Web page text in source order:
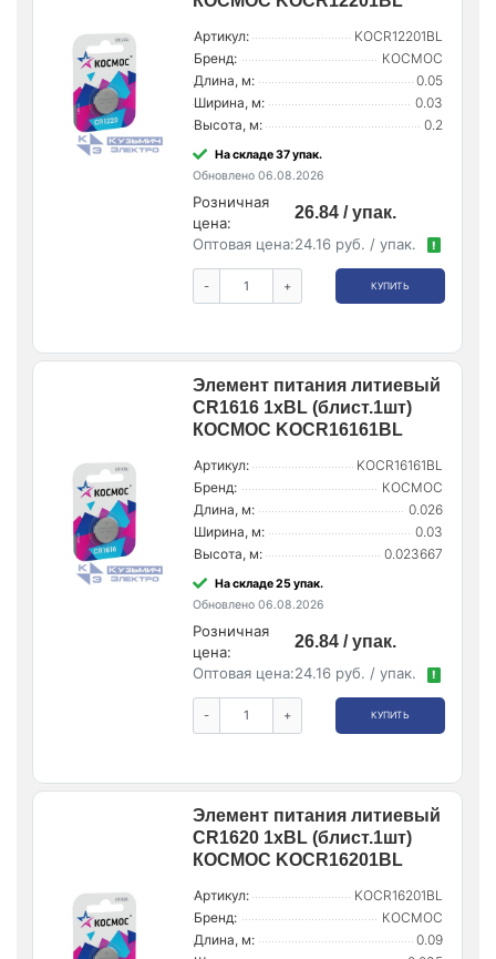
Артикул:
KOCR12201BL
Бренд:
КОСМОС
Длина, м:
0.05
Ширина, м:
0.03
Высота, м:
0.2
На складе 37 упак.
Обновлено 06.08.2026
Розничная
цена:
26.84 / упак.
Оптовая цена:24.16 руб. / упак. !
- + КУПИТЬ
Элемент питания литиевый
CR1616 1хBL (блист.1шт)
КОСМОС KOCR16161BL
Артикул:
KOCR16161BL
Бренд:
КОСМОС
Длина, м:
0.026
Ширина, м:
0.03
Высота, м:
0.023667
На складе 25 упак.
Обновлено 06.08.2026
Розничная
цена:
26.84 / упак.
Оптовая цена:24.16 руб. / упак. !
- + КУПИТЬ
Элемент питания литиевый
CR1620 1хBL (блист.1шт)
КОСМОС KOCR16201BL
Артикул:
KOCR16201BL
Бренд:
КОСМОС
Длина, м:
0.09